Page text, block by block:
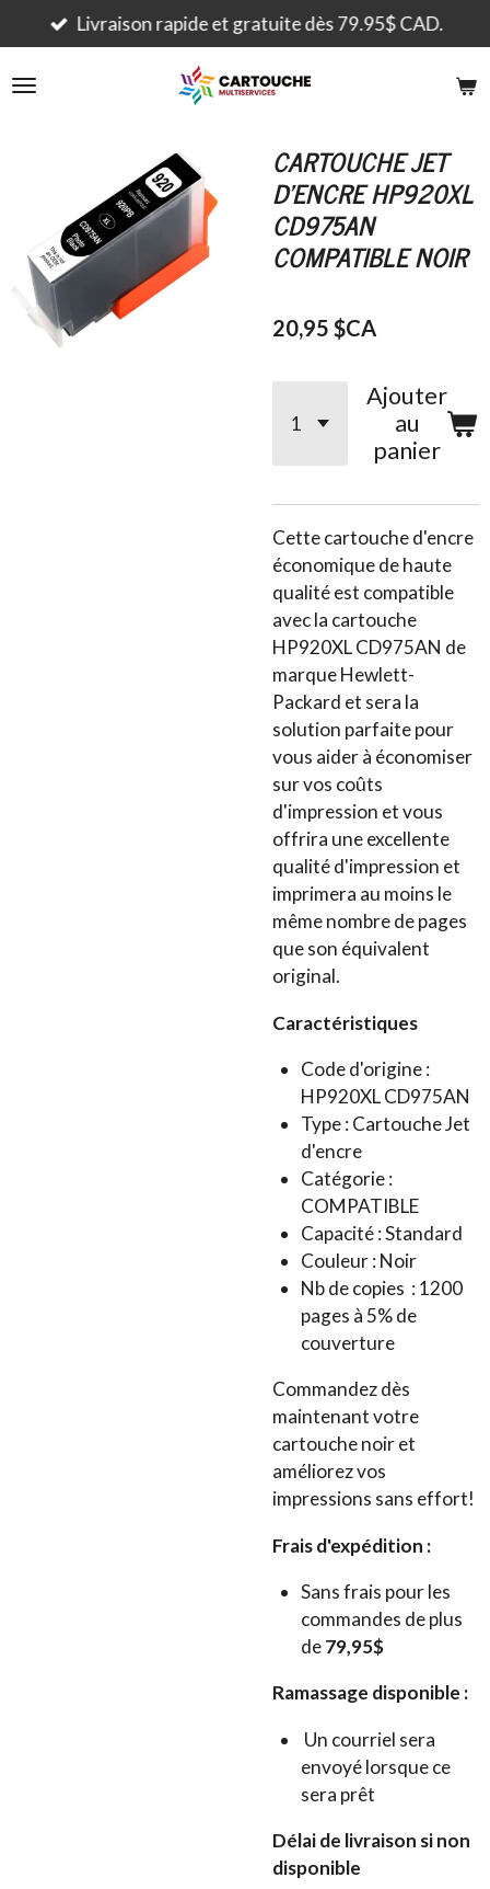
Passer
au
contenu
Livraison rapide et gratuite dès 79.95$ CAD.
CARTOUCHE JET
D'ENCRE HP920XL
CD975AN
COMPATIBLE NOIR
20,95 $CA
Ajouter
au
panier
Cette cartouche d'encre
économique de haute
qualité est compatible
avec la cartouche
HP920XL CD975AN de
marque Hewlett-
Packard et sera la
solution parfaite pour
vous aider à économiser
sur vos coûts
d'impression et vous
offrira une excellente
qualité d'impression et
imprimera au moins le
même nombre de pages
que son équivalent
original.
Caractéristiques
Code d'origine :
HP920XL CD975AN
Type : Cartouche Jet
d'encre
Catégorie :
COMPATIBLE
Capacité : Standard
Couleur : Noir
Nb de copies : 1200
pages à 5% de
couverture
Commandez dès
maintenant votre
cartouche noir et
améliorez vos
impressions sans effort!
Frais d'expédition :
Sans frais pour les
commandes de plus
de79,95$
Ramassage disponible :
Un courriel sera
envoyé lorsque ce
sera prêt
Délai de livraison si non
disponible